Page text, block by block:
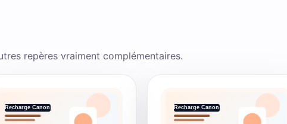
repères vraiment complémentaires.